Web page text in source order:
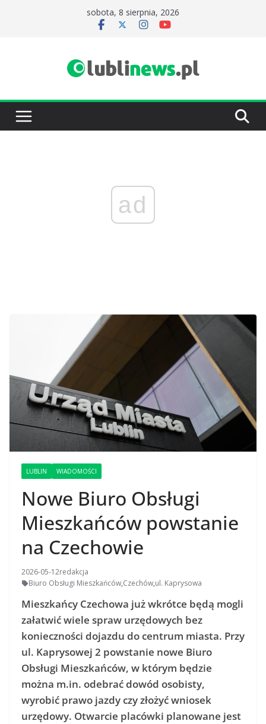
sobota, 8 sierpnia, 2026
ad
LUBLIN WIADOMOŚCI
Nowe Biuro Obsługi
Mieszkańców powstanie
na Czechowie
2026-05-12redakcja
Biuro Obsługi Mieszkańców,Czechów,ul. Kaprysowa
Mieszkańcy Czechowa już wkrótce będą mogli
załatwić wiele spraw urzędowych bez
konieczności dojazdu do centrum miasta. Przy
ul. Kaprysowej 2 powstanie nowe Biuro
Obsługi Mieszkańców, w którym będzie
można m.in. odebrać dowód osobisty,
wyrobić prawo jazdy czy złożyć wniosek
urzędowy. Otwarcie placówki planowane jest